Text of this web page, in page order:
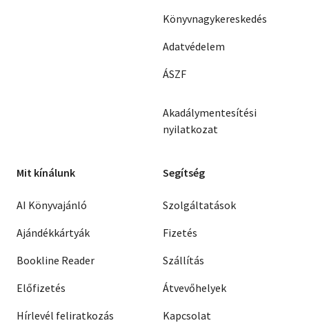
Könyvnagykereskedés
Adatvédelem
ÁSZF
Akadálymentesítési
nyilatkozat
Mit kínálunk
AI Könyvajánló
Ajándékkártyák
Bookline Reader
Előfizetés
Hírlevél feliratkozás
Segítség
Szolgáltatások
Fizetés
Szállítás
Átvevőhelyek
Kapcsolat